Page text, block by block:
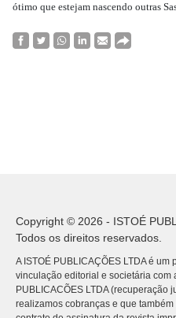
ótimo que estejam nascendo outras
Copyright © 2026 - ISTOÉ
Todos os direitos reservados.
A ISTOÉ PUBLICAÇÕES LTDA é
vinculação editorial e societária com
PUBLICACÕES LTDA (recuperação
realizamos cobranças e que